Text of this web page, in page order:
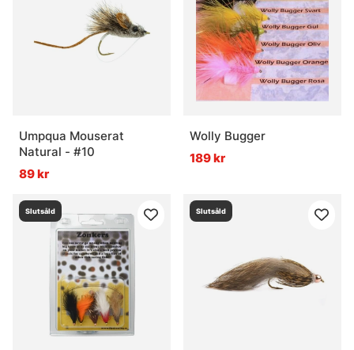
Umpqua Mouserat
Natural - #10
89 kr
Wolly Bugger
189 kr
Slutsåld Slutsåld